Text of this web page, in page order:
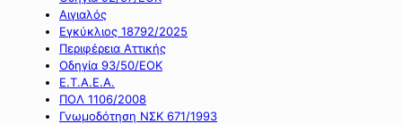
Αιγιαλός
Εγκύκλιος 18792/2025
Περιφέρεια Αττικής
Οδηγία 93/50/ΕΟΚ
Ε.Τ.Α.Ε.Α.
ΠΟΛ 1106/2008
Γνωμοδότηση ΝΣΚ 671/1993